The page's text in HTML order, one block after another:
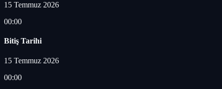
15 Temmuz 2026
00:00
Bitiş Tarihi
15 Temmuz 2026
00:00